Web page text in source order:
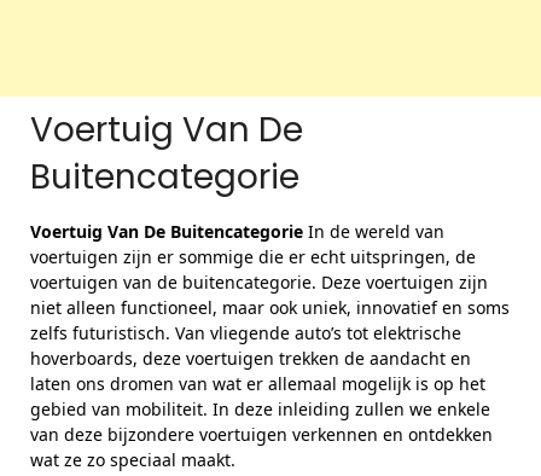
Voertuig Van De
Buitencategorie
Voertuig Van De Buitencategorie In de wereld van
voertuigen zijn er sommige die er echt uitspringen, de
voertuigen van de buitencategorie. Deze voertuigen zijn
niet alleen functioneel, maar ook uniek, innovatief en soms
zelfs futuristisch. Van vliegende auto’s tot elektrische
hoverboards, deze voertuigen trekken de aandacht en
laten ons dromen van wat er allemaal mogelijk is op het
gebied van mobiliteit. In deze inleiding zullen we enkele
van deze bijzondere voertuigen verkennen en ontdekken
wat ze zo speciaal maakt.